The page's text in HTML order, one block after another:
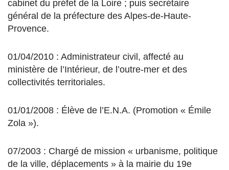
cabinet du préfet de la Loire ; puis secrétaire
général de la préfecture des Alpes-de-Haute-
Provence.
01/04/2010 : Administrateur civil, affecté au
ministère de l’Intérieur, de l’outre-mer et des
collectivités territoriales.
01/01/2008 : Élève de l’E.N.A. (Promotion « Émile
Zola »).
07/2003 : Chargé de mission « urbanisme, politique
de la ville, déplacements » à la mairie du 19e